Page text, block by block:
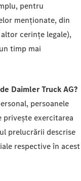
pentru
menționate, din
cerințe legale),
timp mai
Daimler Truck AG?
persoanele
privește exercitarea
prelucrării descrise
respective în acest